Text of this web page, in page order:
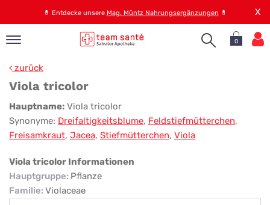
💊 Entdecke unsere Mag. Müntz Nahrungsergänzungen 💊 X
0
zurück
Viola tricolor
Viola
tricolor
Hauptname: Viola tricolor
Synonyme: Dreifaltigkeitsblume, Feldstiefmütterchen,
Freisamkraut, Jacea, Stiefmütterchen, Viola
Viola tricolor Informationen
Hauptgruppe: Pflanze
Familie: Violaceae